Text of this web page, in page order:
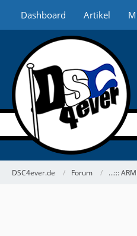
Dashboard Artikel
DSC4ever.de Forum ...:::